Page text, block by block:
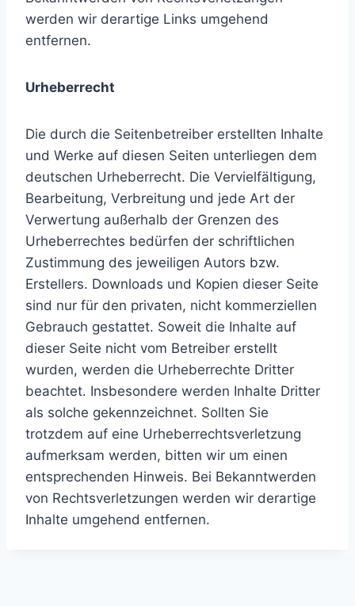
werden wir derartige Links umgehend
entfernen.
Urheberrecht
Die durch die Seitenbetreiber erstellten Inhalte
und Werke auf diesen Seiten unterliegen dem
deutschen Urheberrecht. Die Vervielfältigung,
Bearbeitung, Verbreitung und jede Art der
Verwertung außerhalb der Grenzen des
Urheberrechtes bedürfen der schriftlichen
Zustimmung des jeweiligen Autors bzw.
Erstellers. Downloads und Kopien dieser Seite
sind nur für den privaten, nicht kommerziellen
Gebrauch gestattet. Soweit die Inhalte auf
dieser Seite nicht vom Betreiber erstellt
wurden, werden die Urheberrechte Dritter
beachtet. Insbesondere werden Inhalte Dritter
als solche gekennzeichnet. Sollten Sie
trotzdem auf eine Urheberrechtsverletzung
aufmerksam werden, bitten wir um einen
entsprechenden Hinweis. Bei Bekanntwerden
von Rechtsverletzungen werden wir derartige
Inhalte umgehend entfernen.